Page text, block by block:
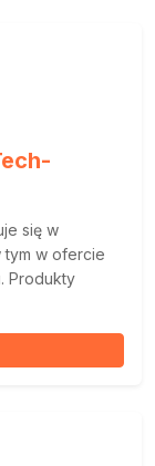
się w
tym w ofercie
Produkty